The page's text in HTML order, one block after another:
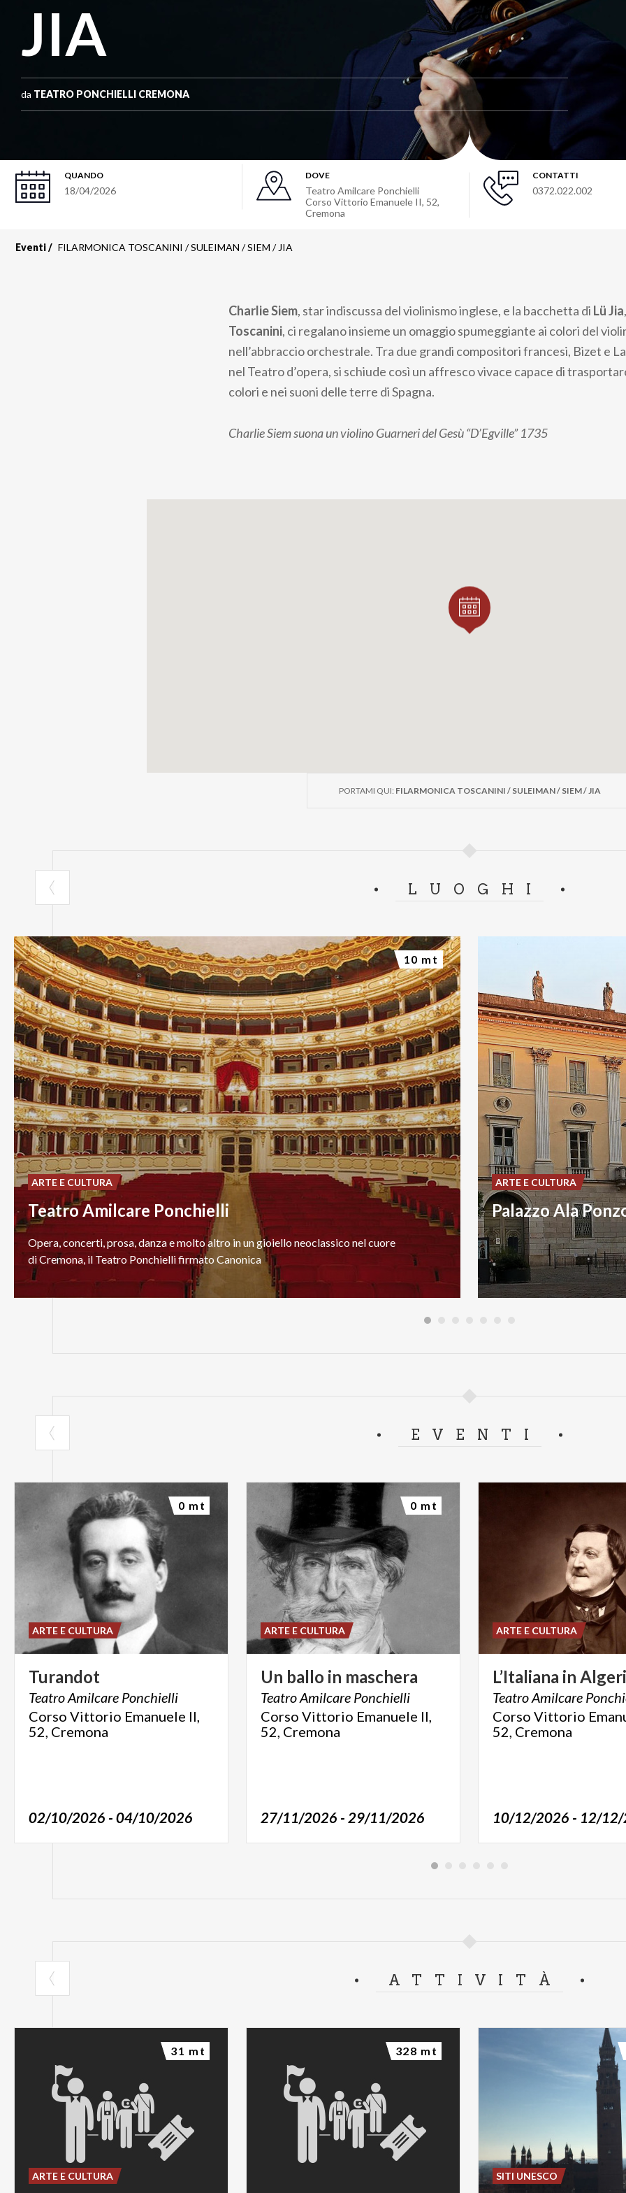
JIA
da TEATRO PONCHIELLI CREMONA
QUANDO
18/04/2026
DOVE
Teatro Amilcare Ponchielli
Corso Vittorio Emanuele II, 52,
Cremona
CONTATTI
0372.022.002
Eventi FILARMONICA TOSCANINI / SULEIMAN / SIEM / JIA
Charlie Siem, star indiscussa del violinismo inglese, e la bacchetta di LüJia
Toscanini, ci regalano insieme un omaggio spumeggiante ai colori del
nell’abbraccio orchestrale. Tra due grandi compositori francesi, Bizet e
nel Teatro d’opera, si schiude così un affresco vivace capace di
colori e nei suoni delle terre di Spagna.
Charlie Siem suona un violino Guarneri del Gesù “D’Egville” 1735
PORTAMI QUI: FILARMONICA TOSCANINI / SULEIMAN / SIEM / JIA
LUOGHI
Teatro Amilcare Ponchielli
Opera,concerti,prosa,danzaemoltoaltro inungioielloneoclassiconelcuore
diCremona, il Teatro Ponchiellifirmato Canonica
ARTE E CULTURA
10 mt
Palazzo Ala
ARTE E CULTURA
EVENTI
Turandot
TeatroAmilcare Ponchielli
Corso Vittorio Emanuele II,
52, Cremona
02/10/2026 - 04/10/2026
ARTE E CULTURA
0 mt
Un ballo in maschera
TeatroAmilcare Ponchielli
Corso Vittorio Emanuele II,
52, Cremona
27/11/2026 - 29/11/2026
ARTE E CULTURA
0 mt
L’Italiana in
TeatroAmilcare
Corso Vittorio
52, Cremona
10/12/2026 - 12/
ARTE E CULTURA
ATTIVITÀ
ARTE E CULTURA
31 mt 328 mt
SITI UNESCO